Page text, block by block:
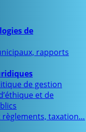
de
rapports
de gestion
et de
taxation…